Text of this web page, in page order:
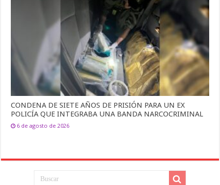
CONDENA DE SIETE AÑOS DE PRISIÓN PARA UN EX
POLICÍA QUE INTEGRABA UNA BANDA NARCOCRIMINAL
6 de agosto de 2026